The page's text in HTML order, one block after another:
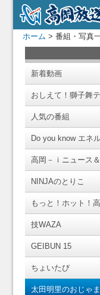
ホーム > 番組・写真
新着動画
おしえて！獅子舞
人気の番組
Do you know エネ
高岡－ｉニュース
NINJAのとりこ
もっと！ホット！
技WAZA
GEIBUN 15
ちょいたび
太田明里のおじゃま